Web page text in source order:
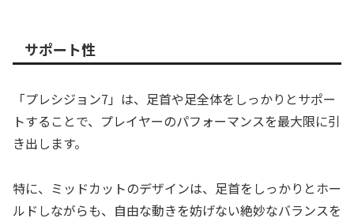
サポート性
「プレシジョン7」は、足首や足全体をしっかりとサポー
トすることで、プレイヤーのパフォーマンスを最大限に引
き出します。
特に、ミッドカットのデザインは、足首をしっかりとホー
ルドしながらも、自由な動きを妨げない絶妙なバランスを